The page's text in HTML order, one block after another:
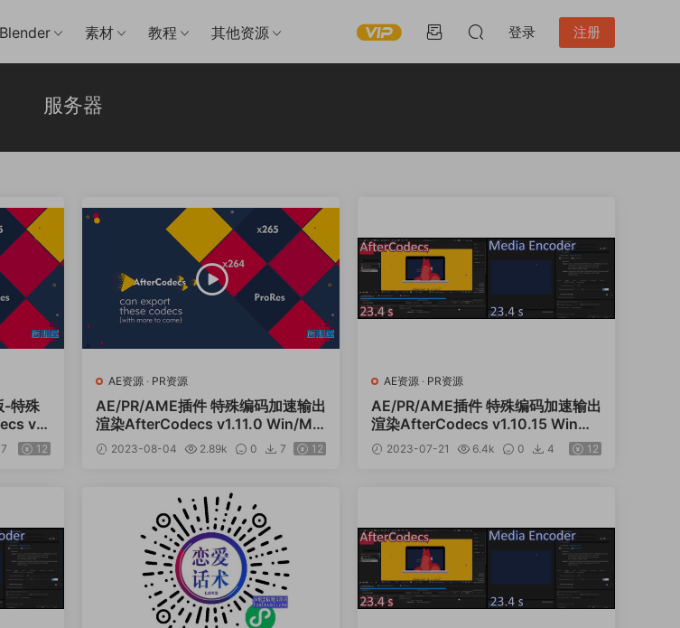
Blender 素材 教程 其他资源 登录 注册
服务器
-特殊
v1.
7 12
AE资源 · PR资源
AE/PR/AME插件 特殊编码加速输出
渲染AfterCodecs v1.11.0 Win/Ma
c 2023-08-04 2.89k 0 7 12
AE资源 · PR资源
AE/PR/AME插件 特殊编码加速输出
渲染AfterCodecs v1.10.15 Win
——Mac AfterCodecs v1.10.13
2023-07-21 6.4k 0 4 12